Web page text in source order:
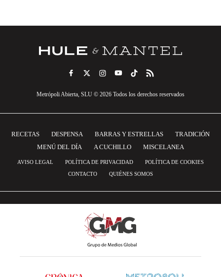
Metrópoli Abierta, SLU © 2026 Todos los derechos reservados
RECETAS DESPENSA BARRAS Y ESTRELLAS
TRADICIÓN
MENÚ DEL DÍA
A CUCHILLO MISCELANEA
AVISO LEGAL POLÍTICA DE PRIVACIDAD
POLÍTICA DE COOKIES
CONTACTO
QUIÉNES SOMOS